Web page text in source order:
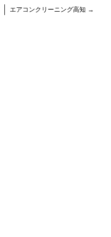
エアコンクリーニング高知 →